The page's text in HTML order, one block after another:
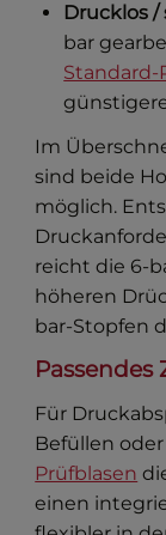
Drucklos
bar
Standard-
Im
sind beide
möglich.
reicht die 6-
höheren
bar-Stopfen
Für
Befüllen
Prüfblasen
einen